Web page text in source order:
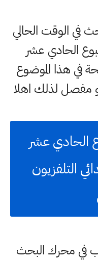
في الوقت الحالي
الحادي عشر
في هذا الموضوع
مفصل لذلك اهلا
الحادي عشر
التلفزيون
في محرك البحث